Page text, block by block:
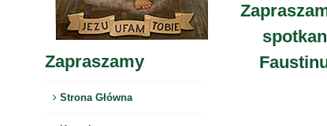
Zapraszamy
Strona Główna